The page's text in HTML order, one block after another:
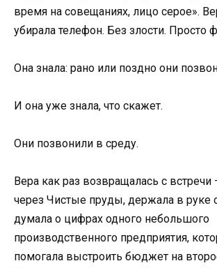
время на совещаниях, лицо серое».
убирала телефон. Без злости. Просто
Она знала: рано или поздно они
И она уже знала, что скажет.
Они позвонили в среду.
Вера как раз возвращалась с
через Чистые пруды, держала в руке
думала о цифрах одного небольшого
производственного предприятия,
помогала выстроить бюджет на